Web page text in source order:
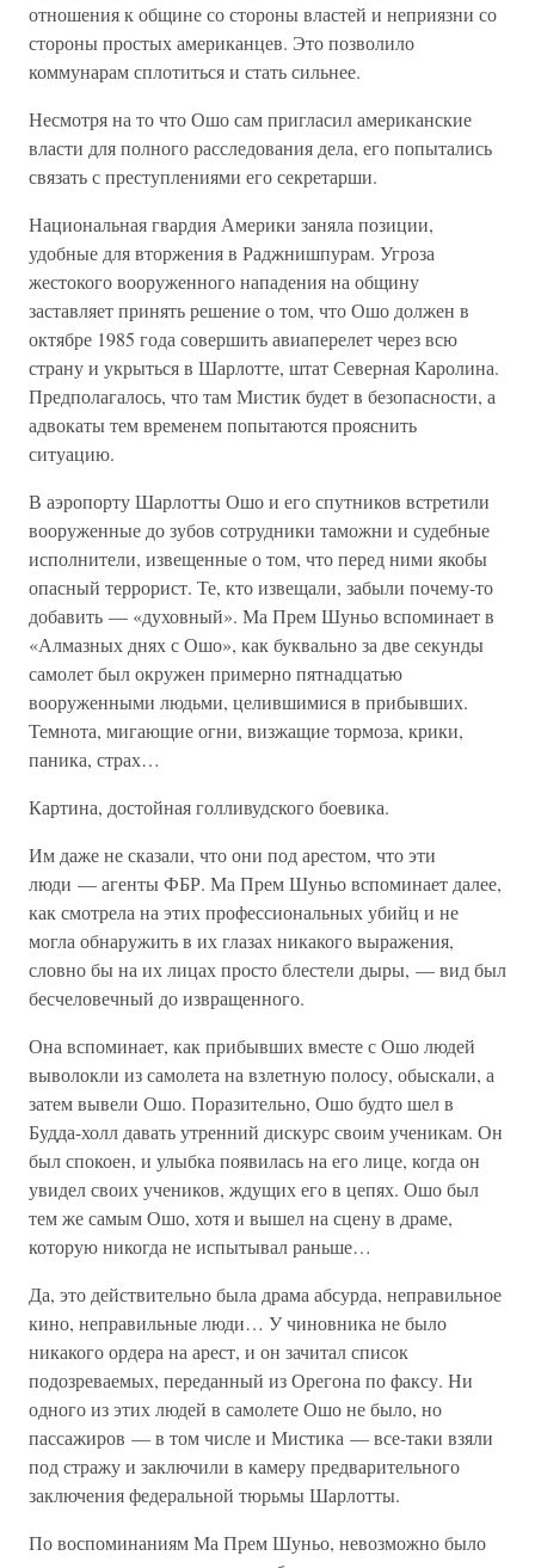
отношения к общине со стороны властей и неприязни со
стороны простых американцев. Это позволило
коммунарам сплотиться и стать сильнее.
Несмотря на то что Ошо сам пригласил американские
власти для полного расследования дела, его попытались
связать с преступлениями его секретарши.
Национальная гвардия Америки заняла позиции,
удобные для вторжения в Раджнишпурам. Угроза
жестокого вооруженного нападения на общину
заставляет принять решение о том, что Ошо должен в
октябре 1985 года совершить авиаперелет через всю
страну и укрыться в Шарлотте, штат Северная Каролина.
Предполагалось, что там Мистик будет в безопасности, а
адвокаты тем временем попытаются прояснить
ситуацию.
В аэропорту Шарлотты Ошо и его спутников встретили
вооруженные до зубов сотрудники таможни и судебные
исполнители, извещенные о том, что перед ними якобы
опасный террорист. Те, кто извещали, забыли почему-то
добавить — «духовный». Ма Прем Шуньо вспоминает в
«Алмазных днях с Ошо», как буквально за две секунды
самолет был окружен примерно пятнадцатью
вооруженными людьми, целившимися в прибывших.
Темнота, мигающие огни, визжащие тормоза, крики,
паника, страх…
Картина, достойная голливудского боевика.
Им даже не сказали, что они под арестом, что эти
люди — агенты ФБР. Ма Прем Шуньо вспоминает далее,
как смотрела на этих профессиональных убийц и не
могла обнаружить в их глазах никакого выражения,
словно бы на их лицах просто блестели дыры, — вид был
бесчеловечный до извращенного.
Она вспоминает, как прибывших вместе с Ошо людей
выволокли из самолета на взлетную полосу, обыскали, а
затем вывели Ошо. Поразительно, Ошо будто шел в
Будда-холл давать утренний дискурс своим ученикам. Он
был спокоен, и улыбка появилась на его лице, когда он
увидел своих учеников, ждущих его в цепях. Ошо был
тем же самым Ошо, хотя и вышел на сцену в драме,
которую никогда не испытывал раньше…
Да, это действительно была драма абсурда, неправильное
кино, неправильные люди… У чиновника не было
никакого ордера на арест, и он зачитал список
подозреваемых, переданный из Орегона по факсу. Ни
одного из этих людей в самолете Ошо не было, но
пассажиров — в том числе и Мистика — все-таки взяли
под стражу и заключили в камеру предварительного
заключения федеральной тюрьмы Шарлотты.
По воспоминаниям Ма Прем Шуньо, невозможно было